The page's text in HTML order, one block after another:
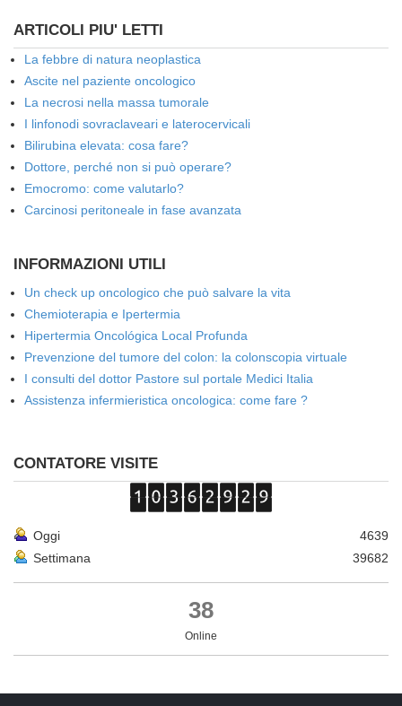
ARTICOLI PIU' LETTI
La febbre di natura neoplastica
Ascite nel paziente oncologico
La necrosi nella massa tumorale
I linfonodi sovraclaveari e laterocervicali
Bilirubina elevata: cosa fare?
Dottore, perché non si può operare?
Emocromo: come valutarlo?
Carcinosi peritoneale in fase avanzata
INFORMAZIONI UTILI
Un check up oncologico che può salvare la vita
Chemioterapia e Ipertermia
Hipertermia Oncológica Local Profunda
Prevenzione del tumore del colon: la colonscopia virtuale
I consulti del dottor Pastore sul portale Medici Italia
Assistenza infermieristica oncologica: come fare ?
CONTATORE VISITE
Oggi
4639
Settimana
39682
38
Online